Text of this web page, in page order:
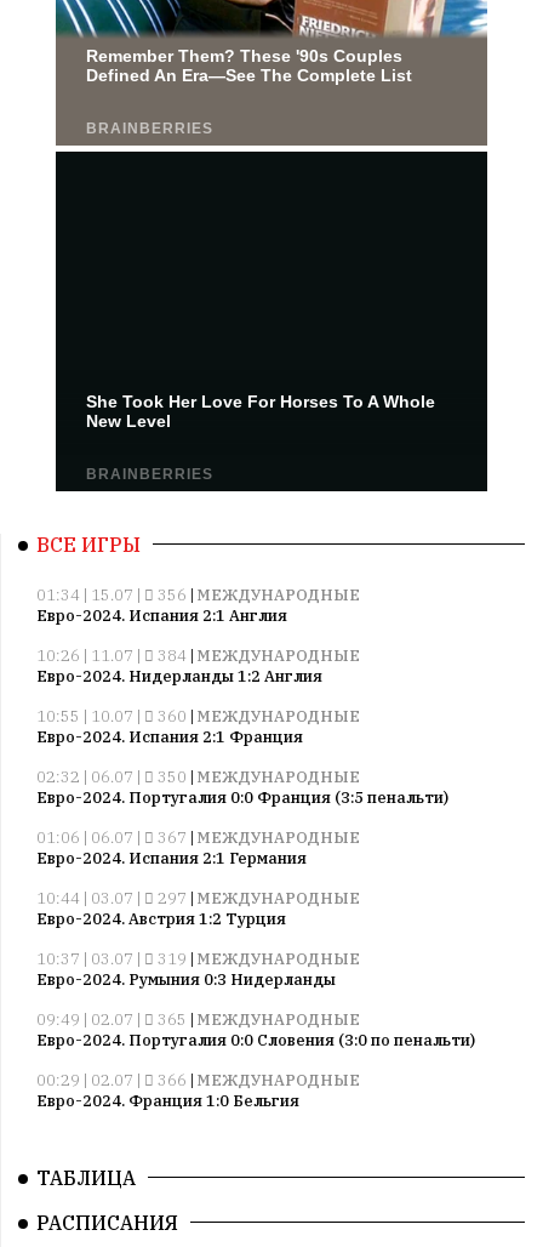
ВСЕ ИГРЫ
01:34 | 15.07 | 356 | МЕЖДУНАРОДНЫЕ
Евро-2024. Испания 2:1 Англия
10:26 | 11.07 |
384 | МЕЖДУНАРОДНЫЕ
Евро-2024. Нидерланды 1:2 Англия
10:55 | 10.07 |
360 | МЕЖДУНАРОДНЫЕ
Евро-2024. Испания 2:1 Франция
02:32 | 06.07 |
350 | МЕЖДУНАРОДНЫЕ
Евро-2024. Португалия 0:0 Франция (3:5 пенальти)
01:06 | 06.07 |
367 | МЕЖДУНАРОДНЫЕ
Евро-2024. Испания 2:1 Германия
10:44 | 03.07 |
297 | МЕЖДУНАРОДНЫЕ
Евро-2024. Австрия 1:2 Турция
10:37 | 03.07 |
319 | МЕЖДУНАРОДНЫЕ
Евро-2024. Румыния 0:3 Нидерланды
09:49 | 02.07 |
365 | МЕЖДУНАРОДНЫЕ
Евро-2024. Португалия 0:0 Словения (3:0 по пенальти)
00:29 | 02.07 |
366 | МЕЖДУНАРОДНЫЕ
Евро-2024. Франция 1:0 Бельгия
Евро-2024. Чехия 1:2 Турция
ТАБЛИЦА
РАСПИСАНИЯ